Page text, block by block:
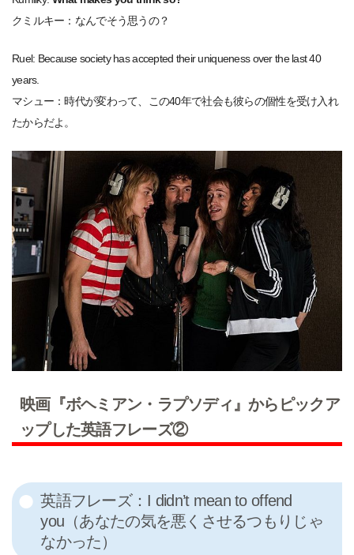
クミルキー：なんでそう思うの？
Ruel: Because society has accepted their uniqueness over the last 40
years.
マシュー：時代が変わって、この40年で社会も彼らの個性を受け入れ
たからだよ。
映画『ボヘミアン・ラプソディ』からピックア
ップした英語フレーズ②
英語フレーズ：I didn’t mean to offend
you（あなたの気を悪くさせるつもりじゃ
なかった）